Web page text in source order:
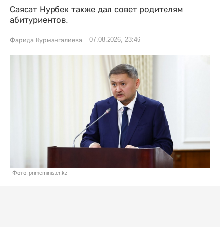
Саясат Нурбек также дал совет родителям
абитуриентов.
Фарида Курмангалиева 07.08.2026, 23:46
Фото: primeminister.kz